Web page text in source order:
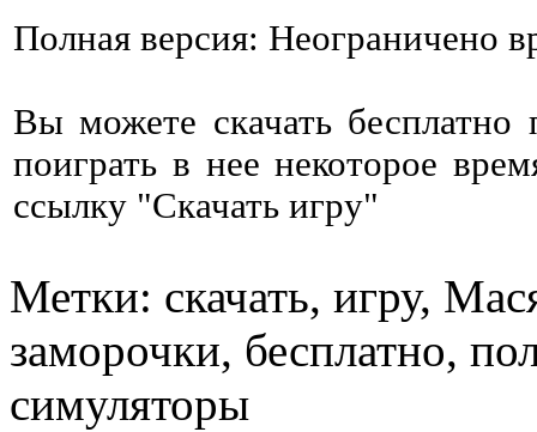
Полная версия: Неограничено
Вы можете скачать
поиграть в нее некоторое
ссылку "Скачать игру"
Метки: скачать, игру,
заморочки, бесплатно,
симуляторы